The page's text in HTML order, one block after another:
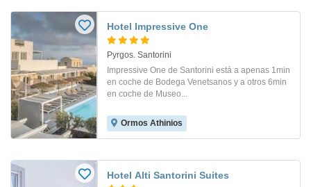
Hotel Impressive One
Pyrgos. Santorini
Impressive One de Santorini está a apenas 1min
en coche de Bodega Venetsanos y a otros 6min
en coche de Museo...
Ormos Athinios
Hotel Alti Santorini Suites